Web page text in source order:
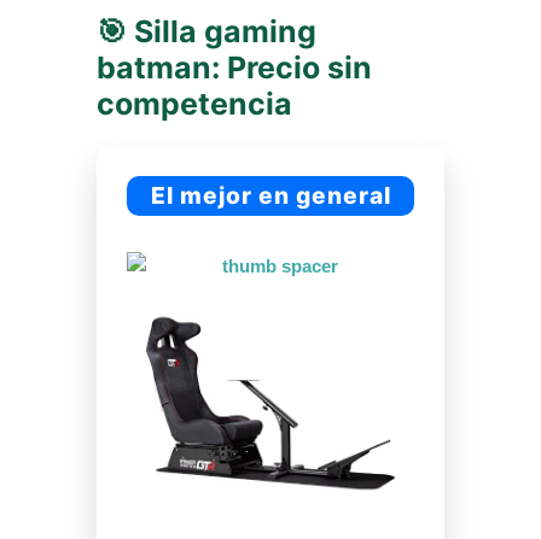
🎯 Silla gaming
batman: Precio sin
competencia
El mejor en general